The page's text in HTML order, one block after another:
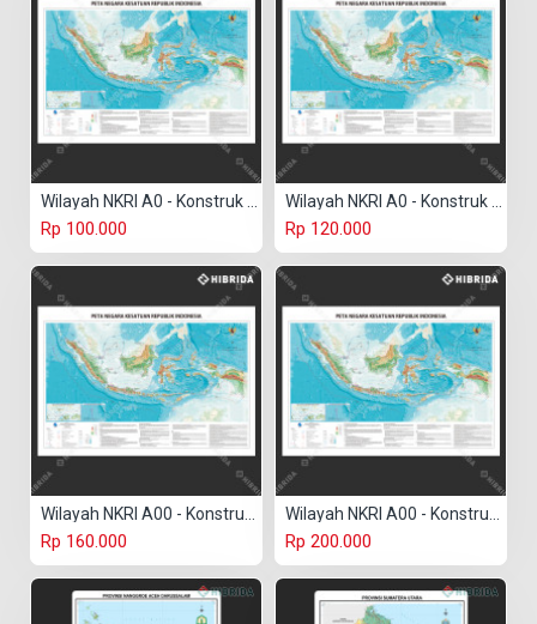
Wilayah NKRI A0 - Konstruk Paper 150 gr
Rp 100.000
Wilayah NKRI A0 - Konstruk Paper 230 gr
Rp 120.000
Wilayah NKRI A00 - Konstruk Paper 150 gr
Rp 160.000
Wilayah NKRI A00 - Konstruk Paper 230 gr
Rp 200.000